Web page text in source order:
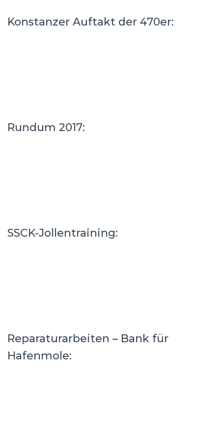
Konstanzer Auftakt der 470er:
Rundum 2017:
SSCK-Jollentraining:
Reparaturarbeiten – Bank für
Hafenmole: